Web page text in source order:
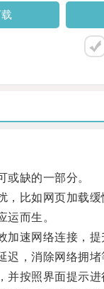
缺的一部分。
如网页加载缓
而生。
速网络连接，提
消除网络拥堵
按照界面提示进